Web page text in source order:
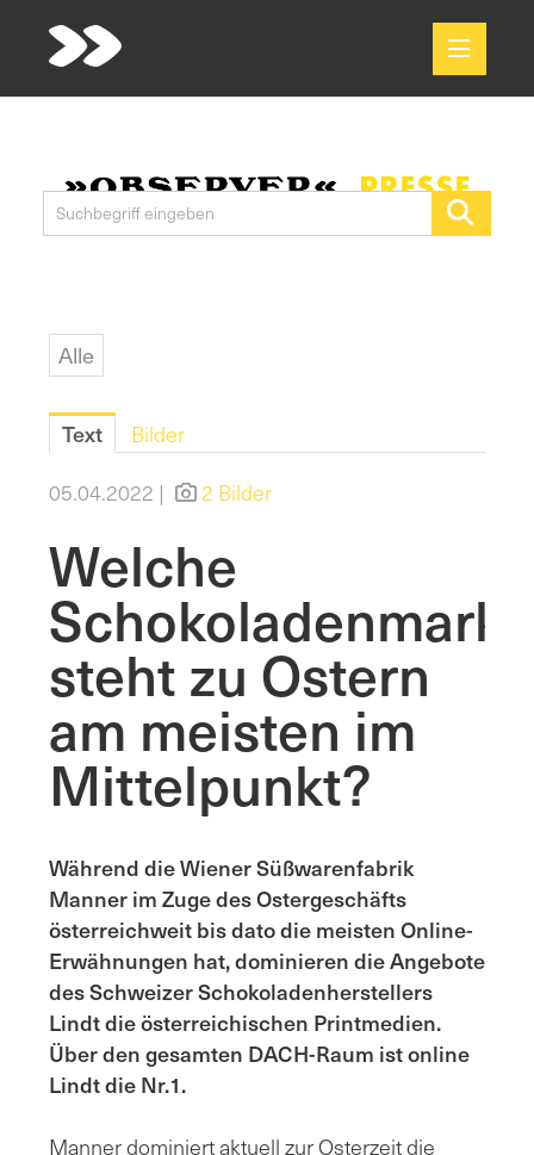
Media
Alle
Text
Bilder
05.04.2022 |
2 Bilder
Welche
Schokoladenmarke
steht zu Ostern
am meisten im
Mittelpunkt?
Während die Wiener Süßwarenfabrik
Manner im Zuge des Ostergeschäfts
österreichweit bis dato die meisten Online-
Erwähnungen hat, dominieren die Angebote
des Schweizer Schokoladenherstellers
Lindt die österreichischen Printmedien.
Über den gesamten DACH-Raum ist online
Lindt die Nr.1.
Manner dominiert aktuell zur Osterzeit die